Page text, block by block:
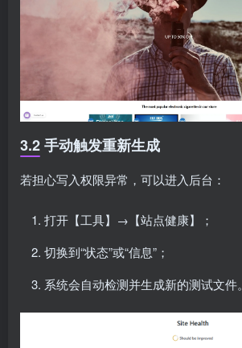
3.2 手动触发重新生成
若担心写入权限异常，可以进入后台：
打开【工具】→【站点健康】；
切换到“状态”或“信息”；
系统会自动检测并生成新的测试文件。